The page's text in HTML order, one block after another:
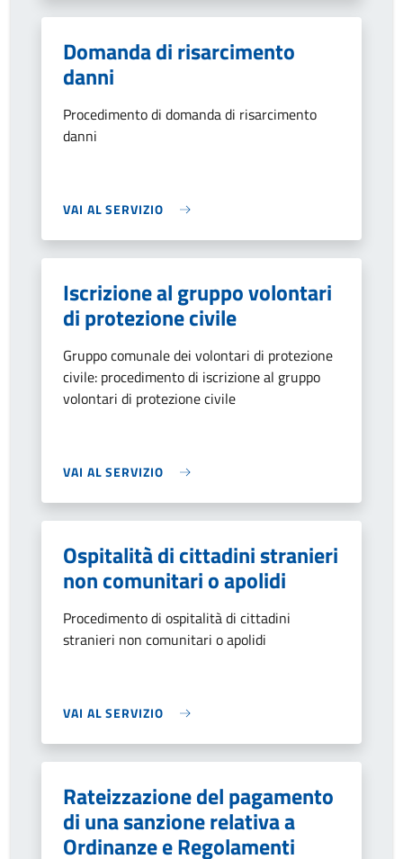
Domanda di risarcimento
danni
Procedimento di domanda di risarcimento
danni
VAI AL SERVIZIO
Iscrizione al gruppo volontari
di protezione civile
Gruppo comunale dei volontari di protezione
civile: procedimento di iscrizione al gruppo
volontari di protezione civile
VAI AL SERVIZIO
Ospitalità di cittadini stranieri
non comunitari o apolidi
Procedimento di ospitalità di cittadini
stranieri non comunitari o apolidi
VAI AL SERVIZIO
Rateizzazione del pagamento
di una sanzione relativa a
Ordinanze e Regolamenti